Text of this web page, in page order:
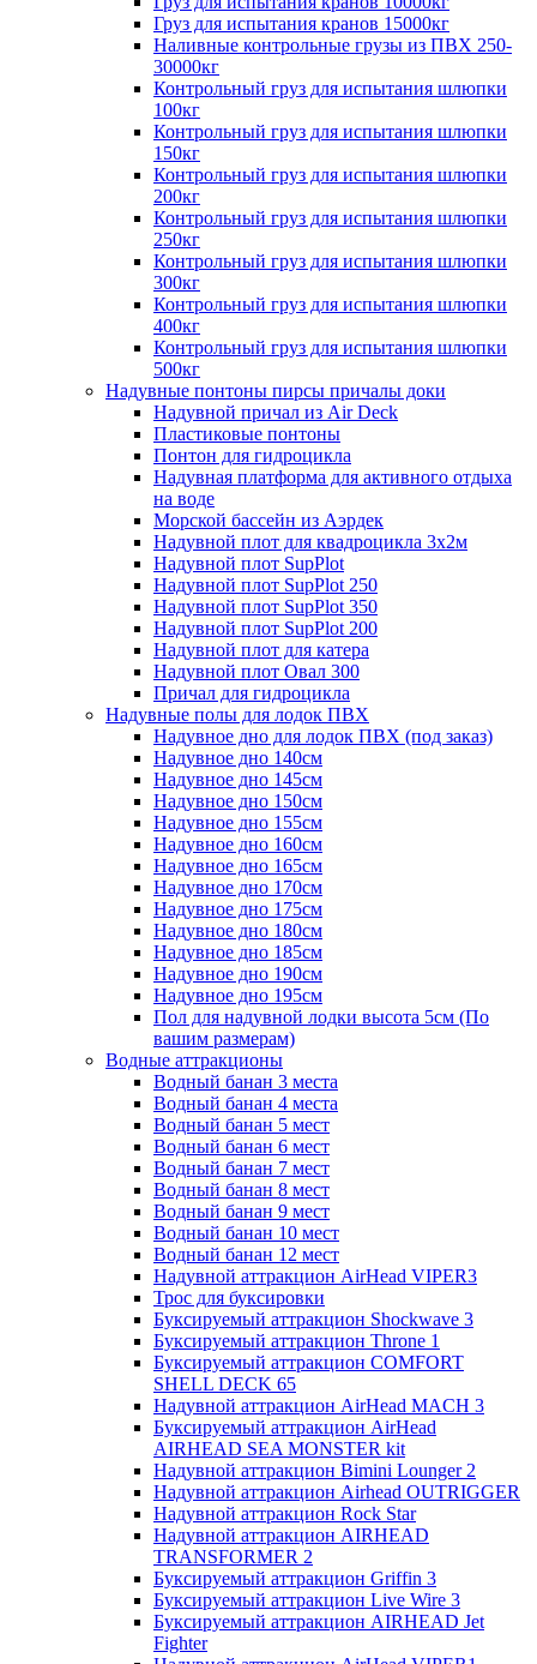
Груз для испытания кранов 15000кг
Наливные контрольные грузы из ПВХ 250-
30000кг
Контрольный груз для испытания шлюпки
100кг
Контрольный груз для испытания шлюпки
150кг
Контрольный груз для испытания шлюпки
200кг
Контрольный груз для испытания шлюпки
250кг
Контрольный груз для испытания шлюпки
300кг
Контрольный груз для испытания шлюпки
400кг
Контрольный груз для испытания шлюпки
500кг
Надувные понтоны пирсы причалы доки
Надувной причал из Air Deck
Пластиковые понтоны
Понтон для гидроцикла
Надувная платформа для активного отдыха
на воде
Морской бассейн из Аэрдек
Надувной плот для квадроцикла 3х2м
Надувной плот SupPlot
Надувной плот SupPlot 250
Надувной плот SupPlot 350
Надувной плот SupPlot 200
Надувной плот для катера
Надувной плот Овал 300
Причал для гидроцикла
Надувные полы для лодок ПВХ
Надувное дно для лодок ПВХ (под заказ)
Надувное дно 140см
Надувное дно 145см
Надувное дно 150см
Надувное дно 155см
Надувное дно 160см
Надувное дно 165см
Надувное дно 170см
Надувное дно 175см
Надувное дно 180см
Надувное дно 185см
Надувное дно 190см
Надувное дно 195см
Пол для надувной лодки высота 5см (По
вашим размерам)
Водные аттракционы
Водный банан 3 места
Водный банан 4 места
Водный банан 5 мест
Водный банан 6 мест
Водный банан 7 мест
Водный банан 8 мест
Водный банан 9 мест
Водный банан 10 мест
Водный банан 12 мест
Надувной аттракцион AirHead VIPER3
Трос для буксировки
Буксируемый аттракцион Shockwave 3
Буксируемый аттракцион Throne 1
Буксируемый аттракцион COMFORT
SHELL DECK 65
Надувной аттракцион AirHead MACH 3
Буксируемый аттракцион AirHead
AIRHEAD SEA MONSTER kit
Надувной аттракцион Bimini Lounger 2
Надувной аттракцион Airhead OUTRIGGER
Надувной аттракцион Rock Star
Надувной аттракцион AIRHEAD
TRANSFORMER 2
Буксируемый аттракцион Griffin 3
Буксируемый аттракцион Live Wire 3
Буксируемый аттракцион AIRHEAD Jet
Fighter